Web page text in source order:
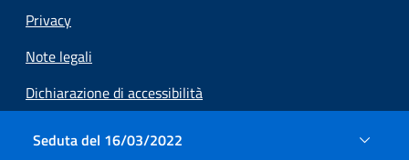
Seduta del 16/03/2022
Privacy
Note legali
Dichiarazione di accessibilità
Preferenze cookie